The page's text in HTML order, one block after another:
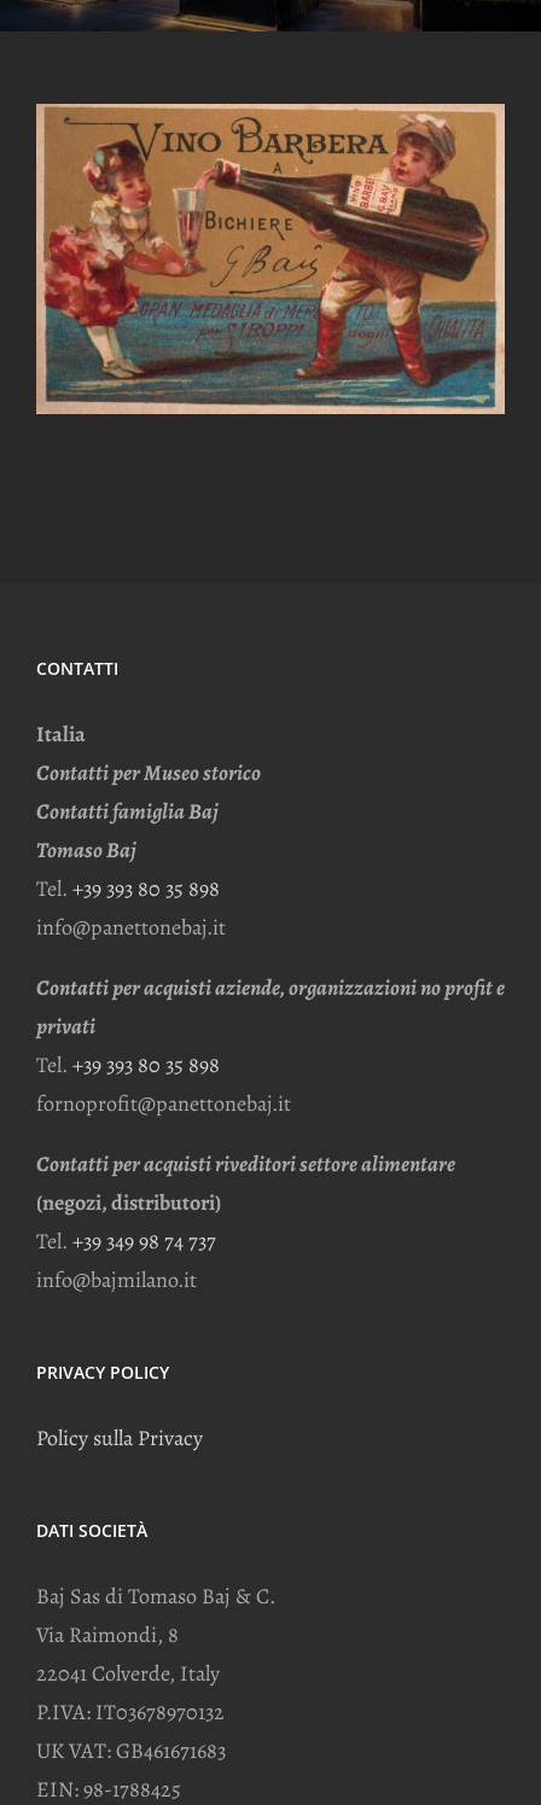
CONTATTI
Italia
Contatti per Museo storico
Contatti famiglia Baj
Tomaso Baj
Tel. +39 393 80 35 898
info@panettonebaj.it
Contatti per acquisti aziende, organizzazioni no profit e
privati
Tel. +39 393 80 35 898
fornoprofit@panettonebaj.it
Contatti per acquisti riveditori settore alimentare
(negozi, distributori)
Tel. +39 349 98 74 737
info@bajmilano.it
PRIVACY POLICY
Policy sulla Privacy
DATI SOCIETÀ
Baj Sas di Tomaso Baj & C.
Via Raimondi, 8
22041 Colverde, Italy
P.IVA: IT03678970132
UK VAT: GB461671683
EIN: 98-1788425